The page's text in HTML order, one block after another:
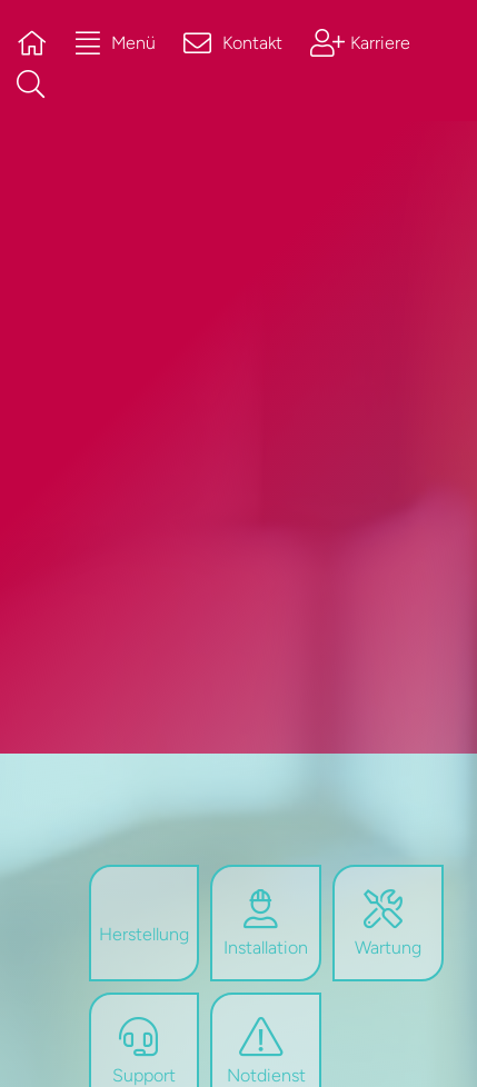
Menü Kontakt Karriere
Herstellung
Installation Wartung
Support Notdienst